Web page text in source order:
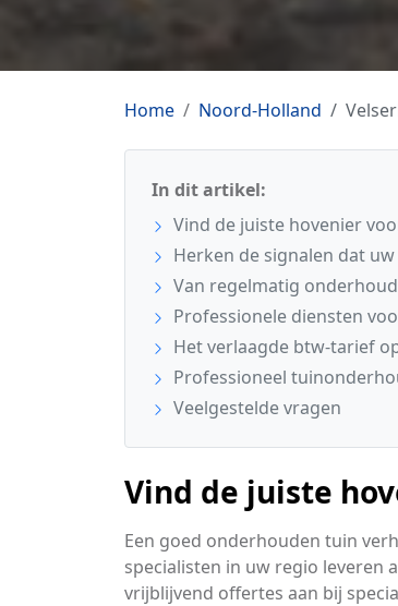
Home Noord-Holland
In dit artikel:
Vind de juiste hovenier
Herken de signalen dat
Van regelmatig
Professionele diensten
Het verlaagde btw-tarief
Professioneel
Veelgestelde vragen
Vind de juiste
Een goed onderhouden tuin
specialisten in uw regio
vrijblijvend offertes aan bij